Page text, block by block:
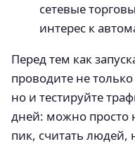
сетевые
интерес к
Перед тем как
проводите не
но и тестируйте
дней: можно просто
пик, считать людей,